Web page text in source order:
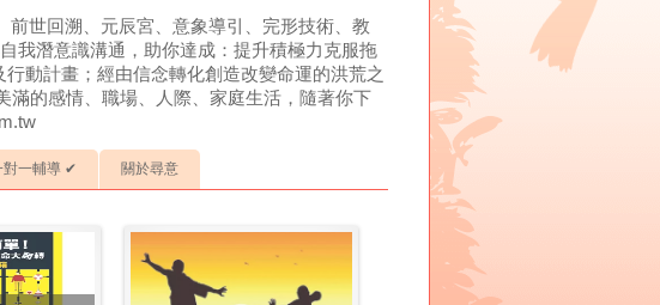
世回溯、元辰宮、意象導引、完形技術、教
我潛意識溝通，助你達成：提升積極力克服拖
動計畫；經由信念轉化創造改變命運的洪荒之
滿的感情、職場、人際、家庭生活，隨著你下
一輔導 ✔ 關於尋意